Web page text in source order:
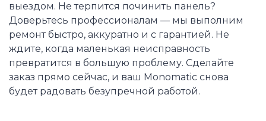
выездом. Не терпится починить панель?
Доверьтесь профессионалам — мы выполним
ремонт быстро, аккуратно и с гарантией. Не
ждите, когда маленькая неисправность
превратится в большую проблему. Сделайте
заказ прямо сейчас, и ваш Monomatic снова
будет радовать безупречной работой.